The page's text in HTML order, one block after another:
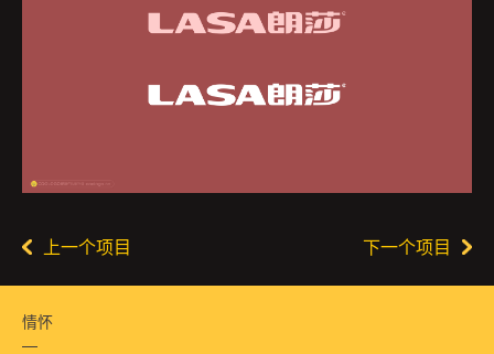
上一个项目 下一个项目
情怀